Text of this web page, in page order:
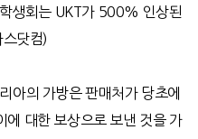
학생회는 UKT가 500% 인상된
스닷컴)
아의 가방은 판매처가 당초에
에 대한 보상으로 보낸 것을 가